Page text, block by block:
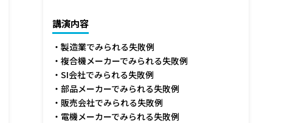
講演内容
・製造業でみられる失敗例
・複合機メーカーでみられる失敗例
・SI会社でみられる失敗例
・部品メーカーでみられる失敗例
・販売会社でみられる失敗例
・電機メーカーでみられる失敗例